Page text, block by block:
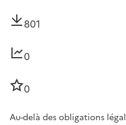
801
0
0
Au-delà des obligations